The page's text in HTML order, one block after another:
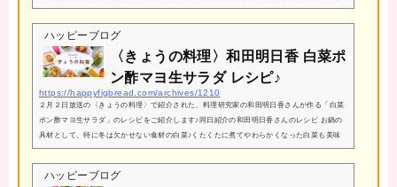
が、あえてじっくり煮込んでみることでもやしのうまみたっぷりのだしが出るそう♪そんな
もやしのおいしいだしが効いた、コクのあるみそ味のスープは身体が温まって冬にぴった
り！もやしをあえてじっくり煮込むなんてさすが和田明日香さん！材料もシンプルであ...
ハッピーブログ
〈きょうの料理〉和田明日香 白菜ポ
ン酢マヨ生サラダ レシピ♪
https://happyfigbread.com/archives/1210
２月２日放送の〈きょうの料理〉で紹介された、料理研究家の和田明日香さんが作る「白菜
ポン酢マヨ生サラダ」のレシピをご紹介します♪同日紹介の和田明日香さんのレシピ お鍋の
具材として、特に冬は欠かせない食材の白菜♪くたくたに煮てやわらかくなった白菜も美味
しいですが、和田明日香さんが提案するのは白菜をサラダとして生で食べるレシピ！煮たり
ゆでたりした白菜にそろそろ飽きてきた方はぜひ真似してほしいレシピです！生で食べる白
菜のシャキシャキ触感にハマりそう♪中途半端にあまった白菜はこのレシピで消費できます
ハッピーブログ